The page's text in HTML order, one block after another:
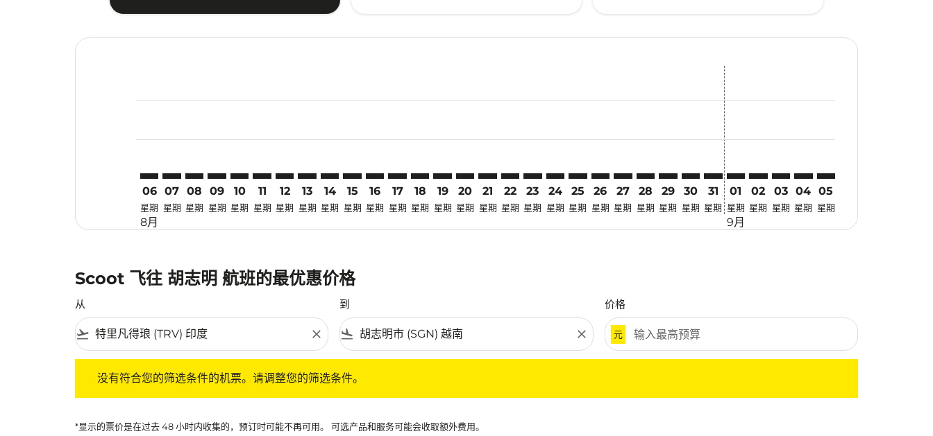
06
星期
8月
07
星期
08
星期
09
星期
10
星期
11
星期
12
星期
13
星期
14
星期
15
星期
16
星期
17
星期
18
星期
19
星期
20
星期
21
星期
TRV–SGN: cmp-view-offers-disclaimer. 寻找优惠
22
星期
TRV–SGN: cmp-view-offers-disclaimer. 寻找优惠
23
星期
TRV–SGN: cmp-view-offers-disclaimer. 寻找优惠
24
星期
TRV–SGN: cmp-view-offers-disclaimer. 寻找优惠
25
星期
TRV–SGN: cmp-view-offers-disclaimer. 寻找优惠
26
星期
TRV–SGN: cmp-view-offers-disclaimer. 寻找优惠
27
星期
TRV–SGN: cmp-view-offers-disclaimer. 寻找优惠
28
星期
TRV–SGN: cmp-view-offers-disclaimer. 寻找优惠
29
星期
TRV–SGN: cmp-view-offers-disclaimer. 寻找优惠
30
星期
TRV–SGN: cmp-view-offers-disclaimer. 寻找
31
星期
01
星期
9月
02
星期
03
星期
04
星期
05
星期
Scoot 飞往 胡志明 航班的最优惠价格
从
flight_takeoff close
到
flight_land close
价格
元
没有符合您的筛选条件的机票。请调整您的筛选条件。
*显示的票价是在过去 48 小时内收集的，预订时可能不再可用。 可选产品和服务可能会收取额外费用。